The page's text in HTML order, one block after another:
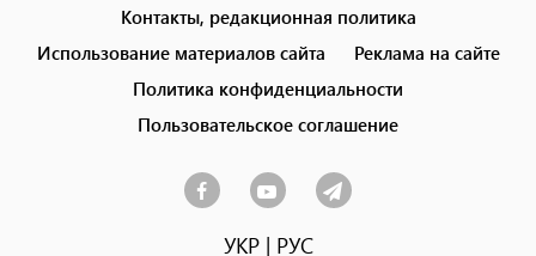
menu
Контакты, редакционная политика
Использование материалов сайта
Реклама на сайте
Политика конфиденциальности
Пользовательское соглашение
УКР| РУС